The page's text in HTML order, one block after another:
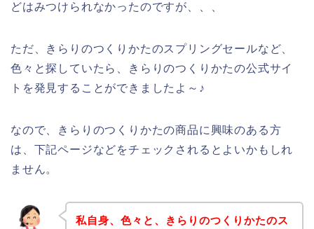
どはみつけられなかったのですが、、、
ただ、きらりのつくりかたのスプリングセールなど、
色々と探していたら、きらりのつくりかたの公式サイ
トを発見することができましたよ～♪
なので、きらりのつくりかたの商品に興味のある方
は、下記ページなどをチェックされるとよいかもしれ
ません。
私自身、色々と、きらりのつくりかたのス